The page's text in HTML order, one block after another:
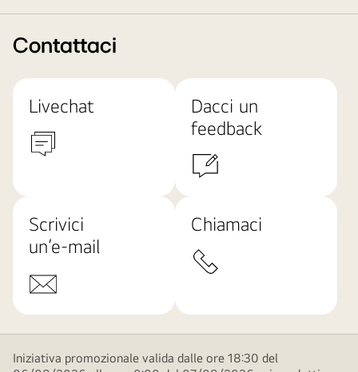
Contattaci
Livechat
Dacci un
feedback
Scrivici
un’e-mail
Chiamaci
Iniziativa promozionale valida dalle ore 18:30 del